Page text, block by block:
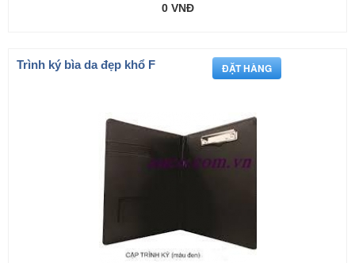
0 VNĐ
Trình ký bìa da đẹp khổ F